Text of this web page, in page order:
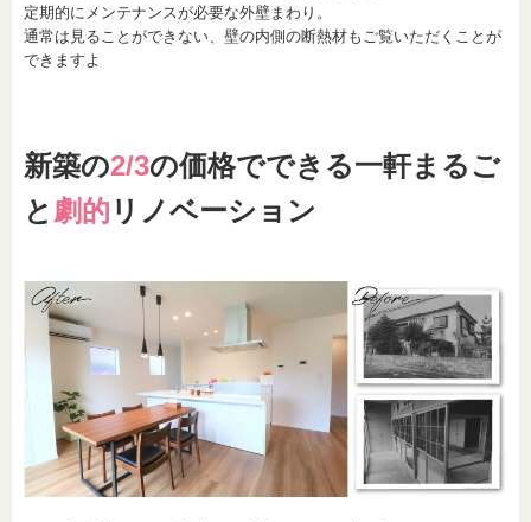
定期的にメンテナンスが必要な外壁まわり。
通常は見ることができない、壁の内側の断熱材もご覧いただくことが
できますよ
新築の2/3の価格でできる一軒まるご
と 劇的 リノベーション